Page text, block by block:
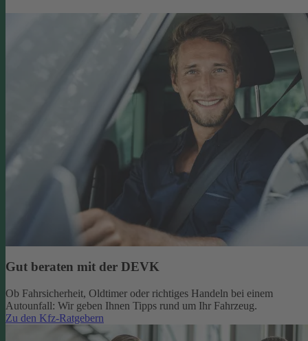
Gut beraten mit der DEVK
Ob Fahrsicherheit, Oldtimer oder richtiges Handeln bei einem
Autounfall: Wir geben Ihnen Tipps rund um Ihr Fahrzeug.
Zu den Kfz-Ratgebern